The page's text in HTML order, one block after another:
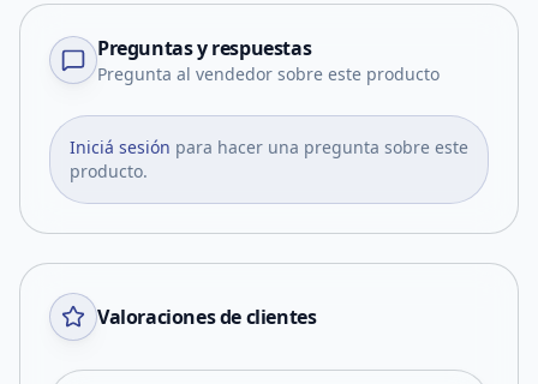
Preguntas y respuestas
Pregunta al vendedor sobre este producto
Iniciá sesión para hacer una pregunta sobre este
producto.
Valoraciones de clientes